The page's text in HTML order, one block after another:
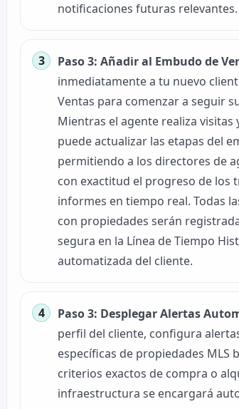
notificaciones futuras relevantes.
Paso 3: Añadir al Embudo de
inmediatamente a tu nuevo
Ventas para comenzar a seguir
Mientras el agente realiza visitas
puede actualizar las etapas del
permitiendo a los directores de
con exactitud el progreso de los
informes en tiempo real. Todas
con propiedades serán
segura en la Línea de Tiempo
automatizada del cliente.
Paso 3: Desplegar Alertas
perfil del cliente, configura
específicas de propiedades MLS
criterios exactos de compra o
infraestructura se encargará